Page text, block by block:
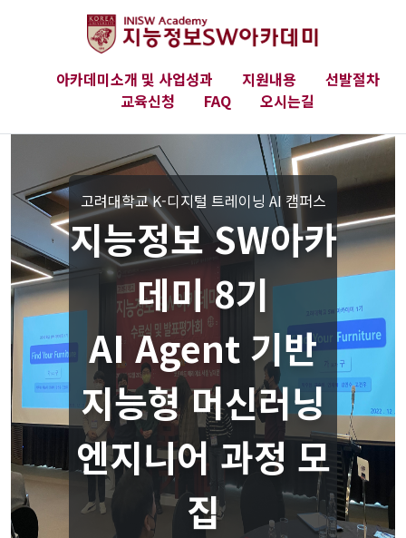
아카데미소개 및 사업성과 지원내용
선발절차
교육신청
FAQ 오시는길
고려대학교 K-디지털 트레이닝 AI 캠퍼스
지능정보 SW아카
데미 8기
AI Agent 기반
지능형 머신러닝
엔지니어 과정 모
집